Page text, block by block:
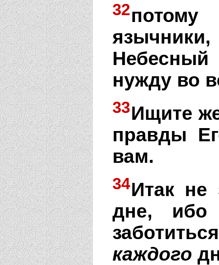
32потому
нужду во
33Ищите
правды
вам.
34Итак не
дне, ибо
каждого